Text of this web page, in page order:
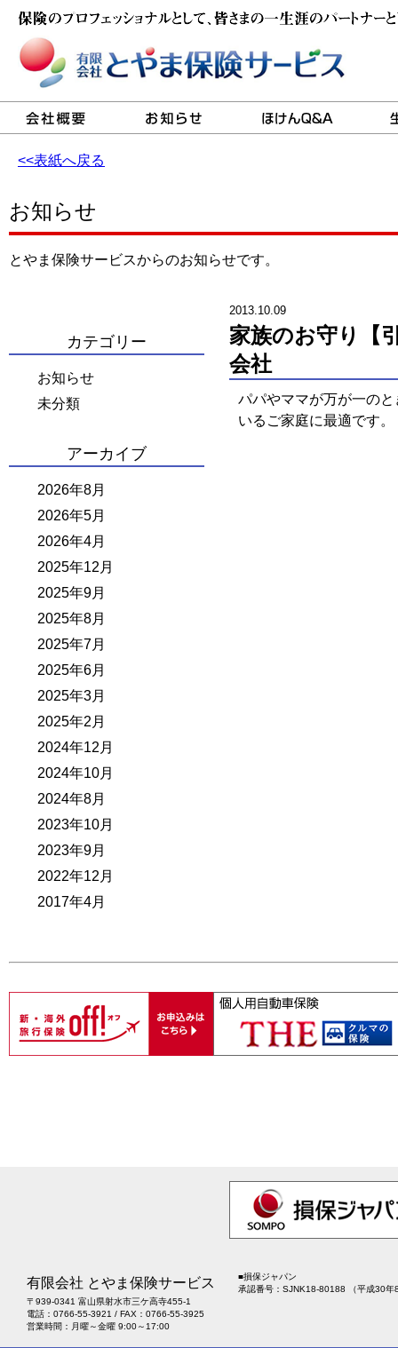
<<表紙へ戻る
お知らせ
とやま保険サービスからのお知らせです。
カテゴリー
お知らせ
未分類
アーカイブ
2026年8月
2026年5月
2026年4月
2025年12月
2025年9月
2025年8月
2025年7月
2025年6月
2025年3月
2025年2月
2024年12月
2024年10月
2024年8月
2023年10月
2023年9月
2022年12月
2017年4月
2013.10.09
家族のお守り【
会社
パパやママが万が一の
いるご家庭に最適です。
有限会社 とやま保険サービス
〒939-0341 富山県射水市三ケ高寺455-1
電話：0766-55-3921 / FAX：0766-55-3925
営業時間：月曜～金曜 9:00～17:00
■損保ジャパン
承認番号：SJNK18-80188 （平成30年